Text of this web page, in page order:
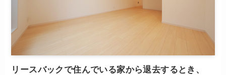
リースバックで住んでいる家から退去するとき、